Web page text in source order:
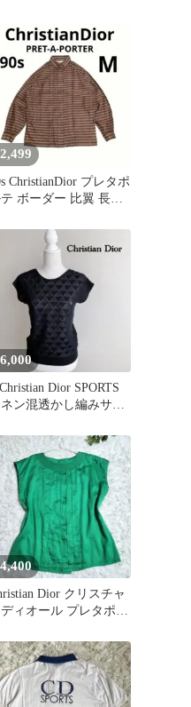
2,499
ChristianDior プレタポ
ボーダー 比翼 長袖
6,000
Dior SPORTS
ネン混透かし編みサマ
4,400
Dior クリスチャ
ィオール プレタポル